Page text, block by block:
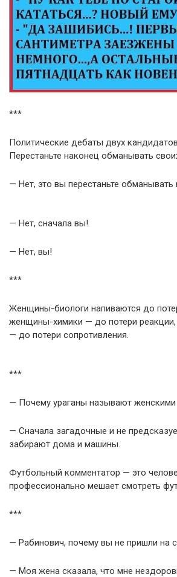
***
Политические дебаты двух
Перестаньте наконец обманывать
— Нет, это вы перестаньте обманывать
— Нет, сначала вы!
— Нет, вы!
***
Женщины-биологи напиваются до
женщины-химики — до потери
— до потери сопротивления.
***
— Почему ураганы называют
— Сначала загадочные и не
забирают дома и машины.
Футбольный комментатор — это
профессионально мешает смотреть
***
— Рабинович, почему вы не пришли на
— Моя жена сказала, что мне